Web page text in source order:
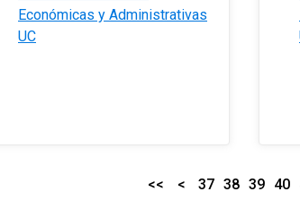
Económicas y Administrativas
UC
<< < 37 38 39 40